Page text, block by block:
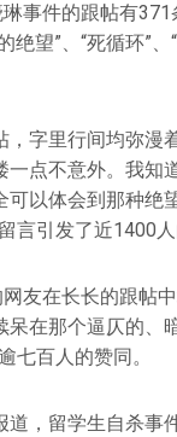
琳事件的跟帖有
绝望”、“死循环”
字里行间均弥漫
点不意外。我知
可以体会到那种
言引发了近1400人
友在长长的跟帖
呆在那个逼仄的、
七百人的赞同。
道，留学生自杀事